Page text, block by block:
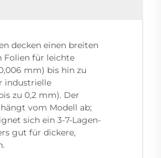
decken einen breiten
Folien für leichte
mm) bis hin zu
industrielle
zu 0,2 mm). Der
vom Modell ab;
sich ein 3-7-Lagen-
gut für dickere,